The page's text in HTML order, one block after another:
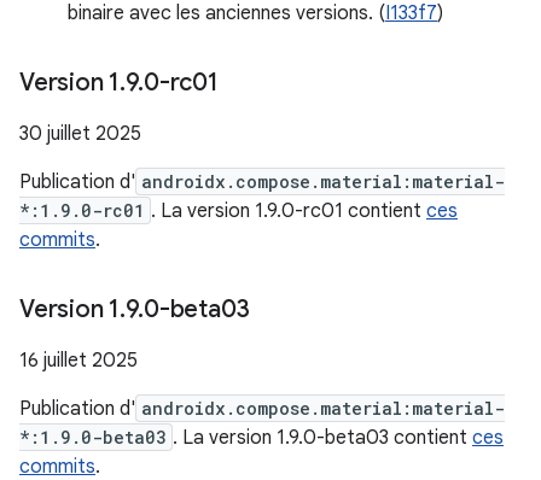
binaire avec les anciennes versions. (I133f7)
Version 1.9.0-rc01
30 juillet 2025
Publication d' androidx.compose.material:material-
*:1.9.0-rc01 . La version 1.9.0-rc01 contient ces
commits.
Version 1.9.0-beta03
16 juillet 2025
Publication d' androidx.compose.material:material-
*:1.9.0-beta03 . La version 1.9.0-beta03 contient ces
commits.